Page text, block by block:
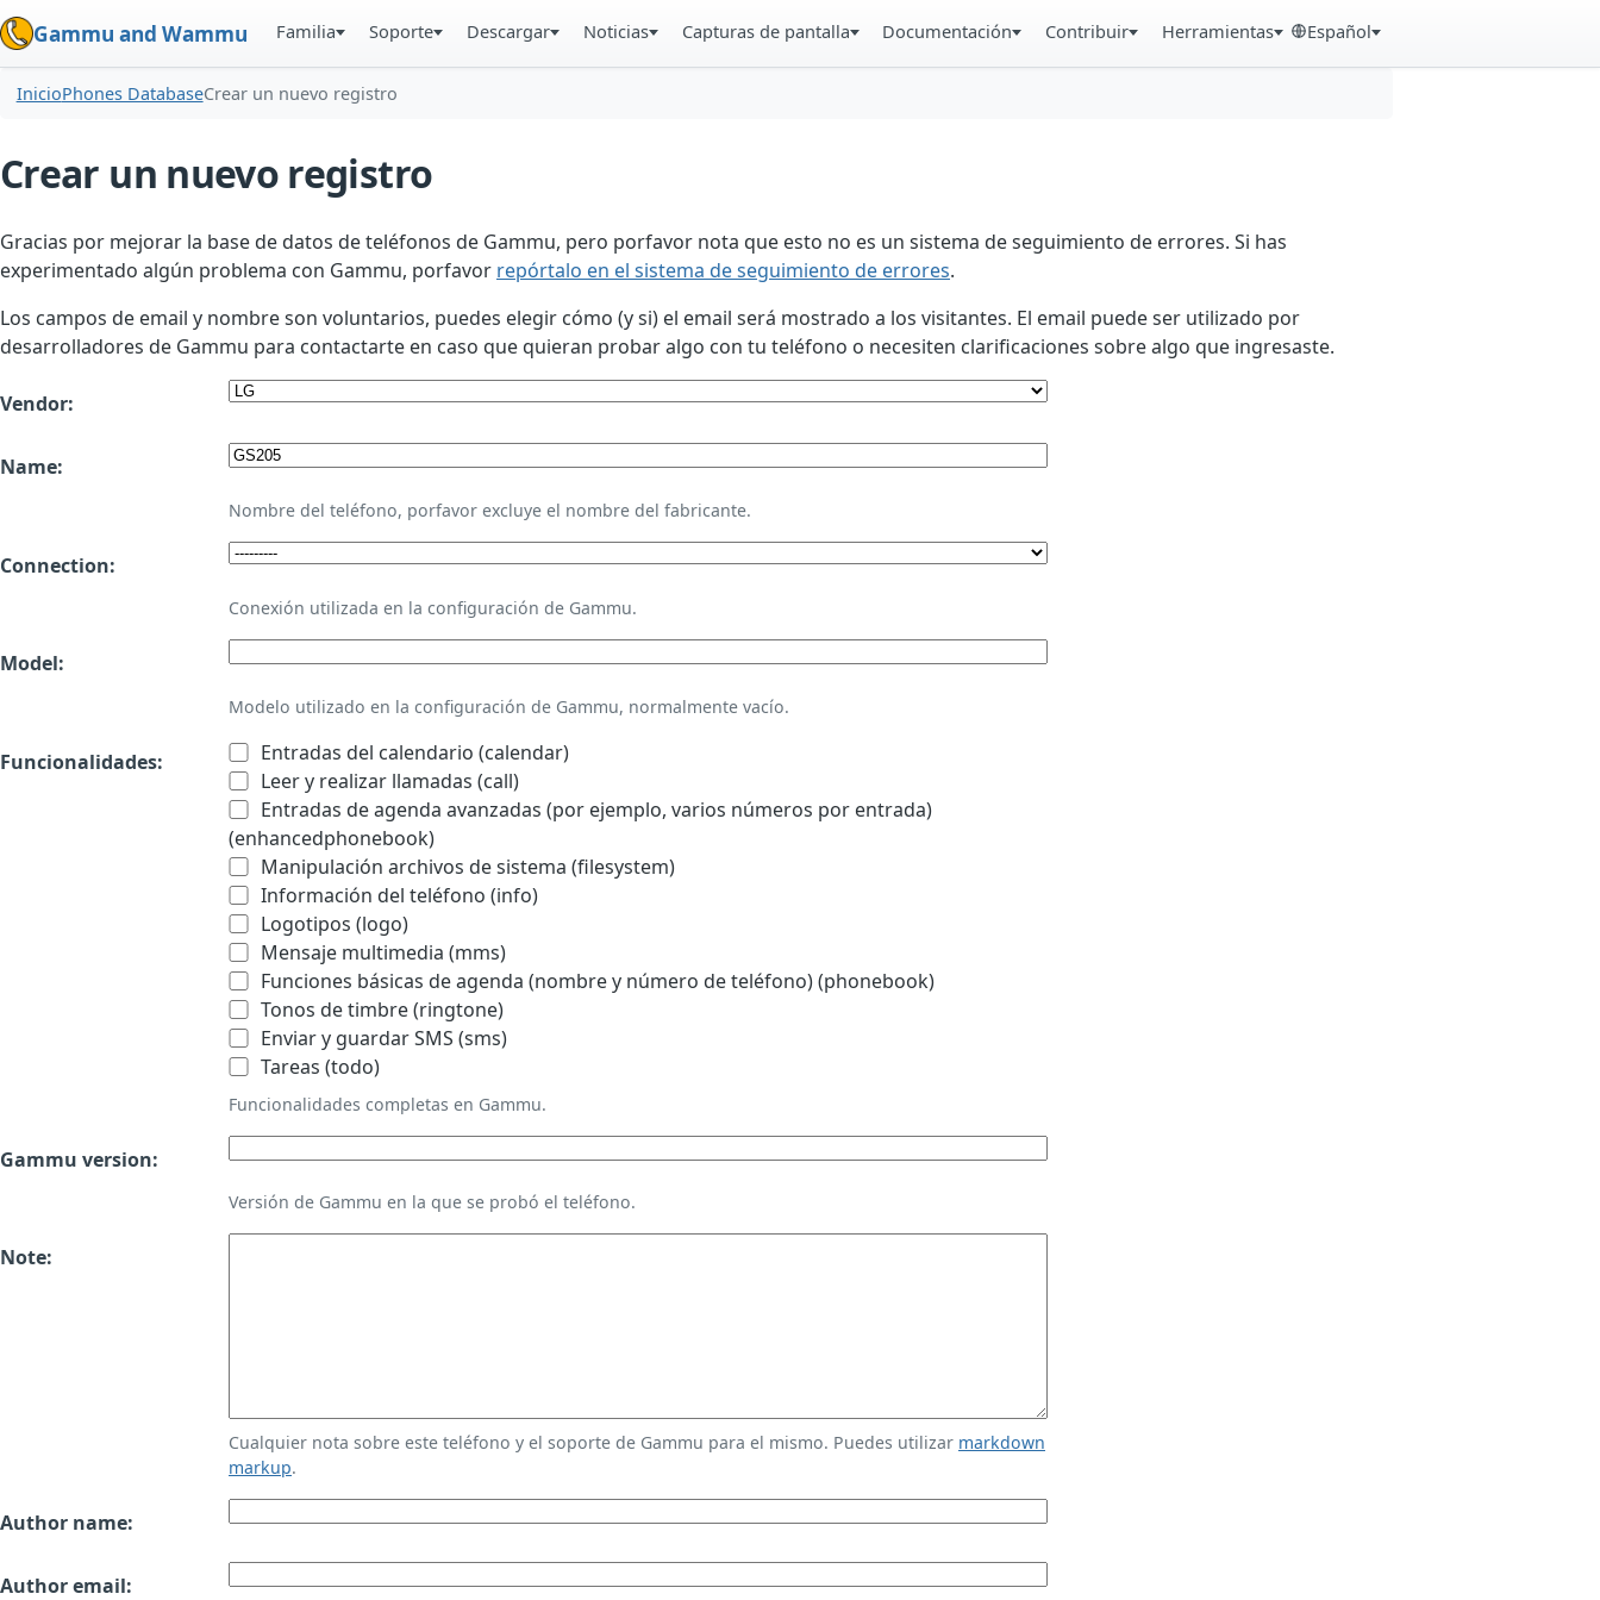
Gammu and Wammu Familia Soporte Descargar Noticias Capturas de pantalla Documentación Contribuir Herramientas Español
InicioPhones DatabaseCrear un nuevo registro
Crear un nuevo registro
Gracias por mejorar la base de datos de teléfonos de Gammu, pero porfavor nota que esto no es un sistema de seguimiento de errores. Si has
experimentado algún problema con Gammu, porfavor repórtalo en el sistema de seguimiento de errores.
Los campos de email y nombre son voluntarios, puedes elegir cómo (y si) el email será mostrado a los visitantes. El email puede ser utilizado por
desarrolladores de Gammu para contactarte en caso que quieran probar algo con tu teléfono o necesiten clarificaciones sobre algo que ingresaste.
Vendor:
Name:
Nombre del teléfono, porfavor excluye el nombre del fabricante.
Connection:
Conexión utilizada en la configuración de Gammu.
Model:
Modelo utilizado en la configuración de Gammu, normalmente vacío.
Funcionalidades:
Entradas del calendario (calendar)
Leer y realizar llamadas (call)
Entradas de agenda avanzadas (por ejemplo, varios números por entrada)
(enhancedphonebook)
Manipulación archivos de sistema (filesystem)
Información del teléfono (info)
Logotipos (logo)
Mensaje multimedia (mms)
Funciones básicas de agenda (nombre y número de teléfono) (phonebook)
Tonos de timbre (ringtone)
Enviar y guardar SMS (sms)
Tareas (todo)
Funcionalidades completas en Gammu.
Gammu version:
Versión de Gammu en la que se probó el teléfono.
Note:
Cualquier nota sobre este teléfono y el soporte de Gammu para el mismo. Puedes utilizar markdown
markup.
Author name:
Author email: